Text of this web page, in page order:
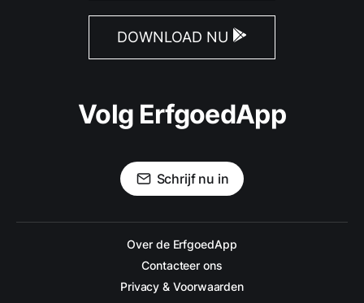
DOWNLOAD NU
Volg ErfgoedApp
Schrijf nu in
Over de ErfgoedApp
Contacteer ons
Privacy & Voorwaarden